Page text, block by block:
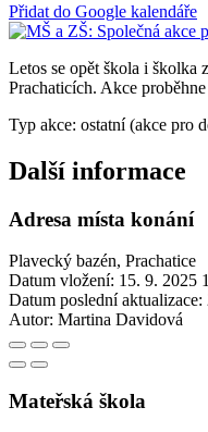
Přidat do Google kalendáře
Letos se opět škola i školka
Prachaticích. Akce
Typ akce: ostatní (akce pro
Další informace
Adresa místa konání
Plavecký bazén, Prachatice
Datum vložení: 15. 9. 2025
Datum poslední aktualizace:
Autor: Martina Davidová
Mateřská škola